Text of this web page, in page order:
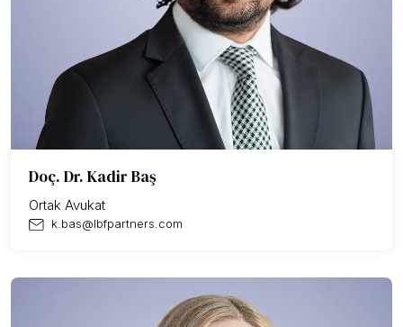
Doç. Dr. Kadir Baş
Ortak Avukat
k.bas@lbfpartners.com